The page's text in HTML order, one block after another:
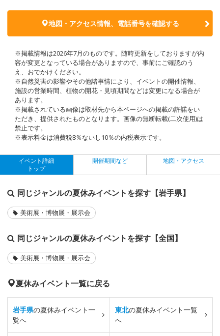
地図・アクセス情報、電話番号を確認する
※掲載情報は2026年7月のものです。随時更新をしておりますが内
容が変更となっている場合がありますので、事前にご確認のう
え、おでかけください。
※自然災害の影響やその他諸事情により、イベントの開催情報、
施設の営業時間、植物の開花・見頃期間などは変更になる場合が
あります。
※掲載されている画像は取材先から本ページへの掲載の許諾をい
ただき、提供されたものとなります。画像の無断転載(二次使用)は
禁止です。
※表示料金は消費税8％ないし10％の内税表示です。
イベント詳細
トップ
開催期間など 地図・アクセス
同じジャンルの夏休みイベントを探す【岩手県】
美術展・博物展・展示会
同じジャンルの夏休みイベントを探す【全国】
美術展・博物展・展示会
夏休みイベント一覧に戻る
岩手県の夏休みイベント一
覧へ
東北の夏休みイベント一覧
へ